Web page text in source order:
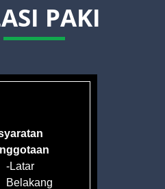
PAKI
-Latar
Belakang